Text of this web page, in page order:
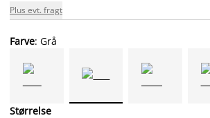
Plus evt. fragt
Farve: Grå
Størrelse